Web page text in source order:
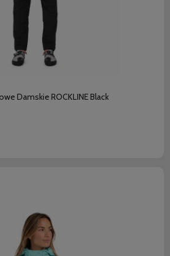
Damskie ROCKLINE Black
do koszyka